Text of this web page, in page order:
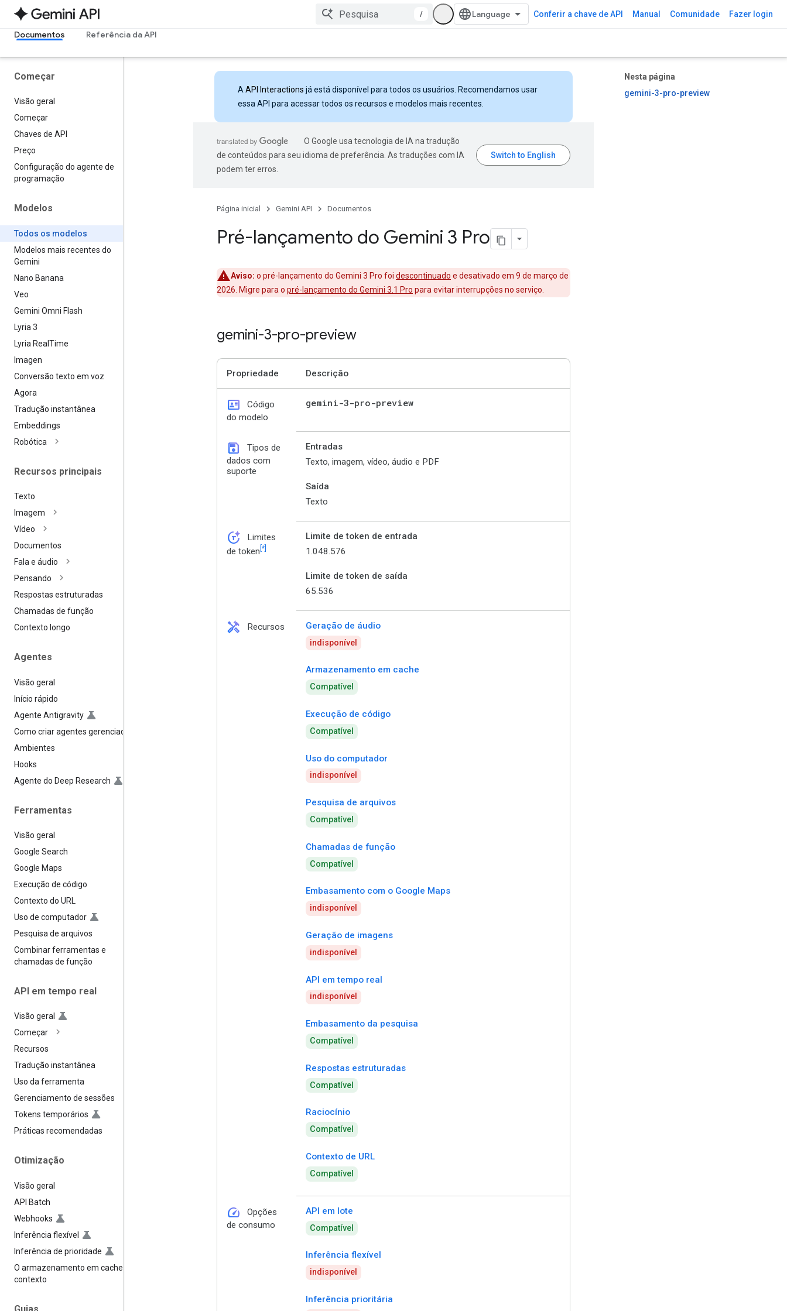
/ Conferir a chave de API Manual Comunidade Fazer login
Documentos Referência da API
Começar
Visão geral
Começar
Chaves de API
Preço
Configuração do agente de
programação
Modelos
Todos os modelos
Modelos mais recentes do
Gemini
Nano Banana
Veo
Gemini Omni Flash
Lyria 3
Lyria Real Time
Imagen
Conversão texto em voz
Agora
Tradução instantânea
Embeddings
Robótica
Recursos principais
Texto
Imagem
Vídeo
Documentos
Fala e áudio
Pensando
Respostas estruturadas
Chamadas de função
Contexto longo
Agentes
Visão geral
Início rápido
Agente Antigravity
Como criar agentes gerenciados
Ambientes
Hooks
Agente do Deep Research
Ferramentas
Visão geral
Google Search
Google Maps
Execução de código
Contexto do URL
Uso de computador
Pesquisa de arquivos
Combinar ferramentas e
chamadas de função
API em tempo real
Visão geral
Começar
Recursos
Tradução instantânea
Uso da ferramenta
Gerenciamento de sessões
Tokens temporários
Práticas recomendadas
Otimização
Visão geral
API Batch
Webhooks
Inferência flexível
Inferência de prioridade
O armazenamento em cache de
contexto
Nesta página
gemini-3-pro-preview
A API Interactions já está disponível para todos os usuários. Recomendamos usar
essa API para acessar todos os recursos e modelos mais recentes.
O Google usa tecnologia de IA na tradução
de conteúdos para seu idioma de preferência. As traduções com IA
podem ter erros.
Página inicial Gemini API Documentos
Pré-lançamento do Gemini 3 Pro
Aviso: o pré-lançamento do Gemini 3 Pro foi descontinuado e desativado em 9 de março de
2026. Migre para o pré-lançamento do Gemini 3.1 Pro para evitar interrupções no serviço.
gemini-3-pro-preview
Propriedade Descrição
id_card
Código
do modelo
gemini-3-pro-preview
save
Tipos de
dados com
suporte
Entradas
Texto, imagem, vídeo, áudio e PDF
Saída
Texto
token_auto
Limites
de token [*]
Limite de token de entrada
1.048.576
Limite de token de saída
65.536
handyman Recursos Geração de áudio
indisponível
Armazenamento em cache
Compatível
Execução de código
Compatível
Uso do computador
indisponível
Pesquisa de arquivos
Compatível
Chamadas de função
Compatível
Embasamento com o Google Maps
indisponível
Geração de imagens
indisponível
API em tempo real
indisponível
Embasamento da pesquisa
Compatível
Respostas estruturadas
Compatível
Raciocínio
Compatível
Contexto de URL
Compatível
speed
Opções
de consumo
API em lote
Compatível
Inferência flexível
indisponível
Inferência prioritária